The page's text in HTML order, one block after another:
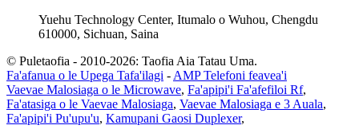
Yuehu Technology Center, Itumalo o Wuhou, Chengdu
610000, Sichuan, Saina
© Puletaofia - 2010-2026: Taofia Aia Tatau Uma.
Fa'afanua o le Upega Tafa'ilagi - AMP Telefoni feavea'i
Vaevae Malosiaga o le Microwave, Fa'apipi'i Fa'afefiloi Rf,
Fa'atasiga o le Vaevae Malosiaga, Vaevae Malosiaga e 3 Auala,
Fa'apipi'i Pu'upu'u, Kamupani Gaosi Duplexer,